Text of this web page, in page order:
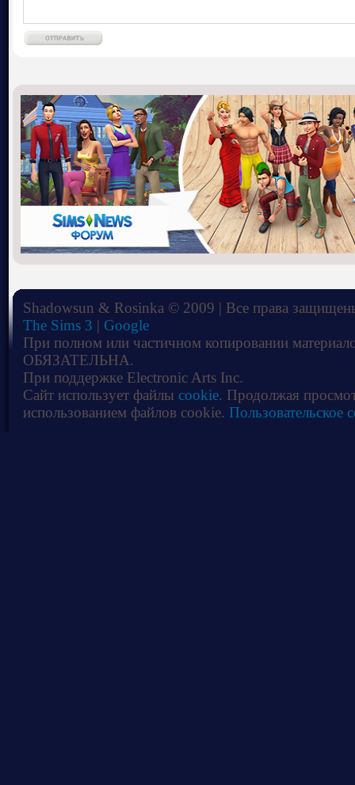
Shadowsun & Rosinka © 2009 | Все права
The Sims 3 | Google
При полном или частичном копировании
ОБЯЗАТЕЛЬНА.
При поддержке Electronic Arts Inc.
Сайт использует файлы cookie. Продолжая
использованием файлов cookie. Пользовательское